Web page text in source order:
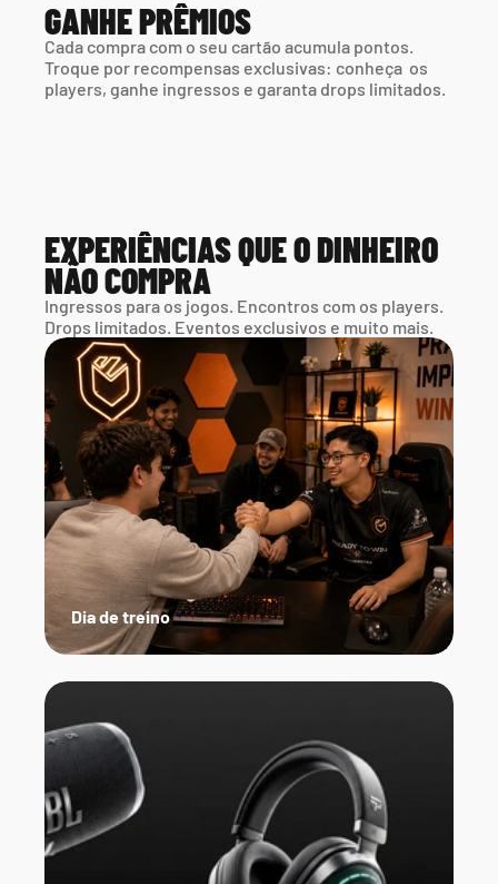
GANHE PRÊMIOS
Cada compra com o seu cartão acumula pontos.
Troque por recompensas exclusivas: conheça  os
players, ganhe ingressos e garanta drops limitados.
EXPERIÊNCIAS QUE O DINHEIRO
NÃO COMPRA
Ingressos para os jogos. Encontros com os players.
Drops limitados. Eventos exclusivos e muito mais.
Dia de treino